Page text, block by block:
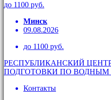
до 1100 руб.
Минск
09.08.2026
до 1100 руб.
РЕСПУБЛИКАНСКИЙ
ПОДГОТОВКИ ПО ВОДНЫМ
Контакты